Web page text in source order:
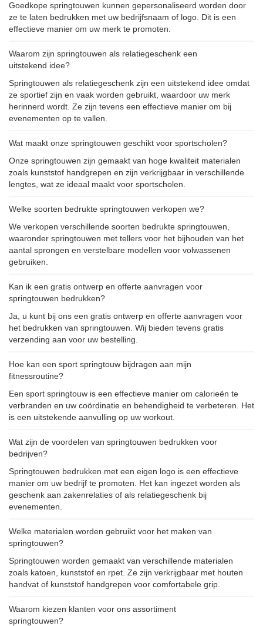
Goedkope springtouwen kunnen gepersonaliseerd worden door
ze te laten bedrukken met uw bedrijfsnaam of logo. Dit is een
effectieve manier om uw merk te promoten.
Waarom zijn springtouwen als relatiegeschenk een
uitstekend idee?
Springtouwen als relatiegeschenk zijn een uitstekend idee omdat
ze sportief zijn en vaak worden gebruikt, waardoor uw merk
herinnerd wordt. Ze zijn tevens een effectieve manier om bij
evenementen op te vallen.
Wat maakt onze springtouwen geschikt voor sportscholen?
Onze springtouwen zijn gemaakt van hoge kwaliteit materialen
zoals kunststof handgrepen en zijn verkrijgbaar in verschillende
lengtes, wat ze ideaal maakt voor sportscholen.
Welke soorten bedrukte springtouwen verkopen we?
We verkopen verschillende soorten bedrukte springtouwen,
waaronder springtouwen met tellers voor het bijhouden van het
aantal sprongen en verstelbare modellen voor volwassenen
gebruiken.
Kan ik een gratis ontwerp en offerte aanvragen voor
springtouwen bedrukken?
Ja, u kunt bij ons een gratis ontwerp en offerte aanvragen voor
het bedrukken van springtouwen. Wij bieden tevens gratis
verzending aan voor uw bestelling.
Hoe kan een sport springtouw bijdragen aan mijn
fitnessroutine?
Een sport springtouw is een effectieve manier om calorieën te
verbranden en uw coördinatie en behendigheid te verbeteren. Het
is een uitstekende aanvulling op uw workout.
Wat zijn de voordelen van springtouwen bedrukken voor
bedrijven?
Springtouwen bedrukken met een eigen logo is een effectieve
manier om uw bedrijf te promoten. Het kan ingezet worden als
geschenk aan zakenrelaties of als relatiegeschenk bij
evenementen.
Welke materialen worden gebruikt voor het maken van
springtouwen?
Springtouwen worden gemaakt van verschillende materialen
zoals katoen, kunststof en rpet. Ze zijn verkrijgbaar met houten
handvat of kunststof handgrepen voor comfortabele grip.
Waarom kiezen klanten voor ons assortiment
springtouwen?